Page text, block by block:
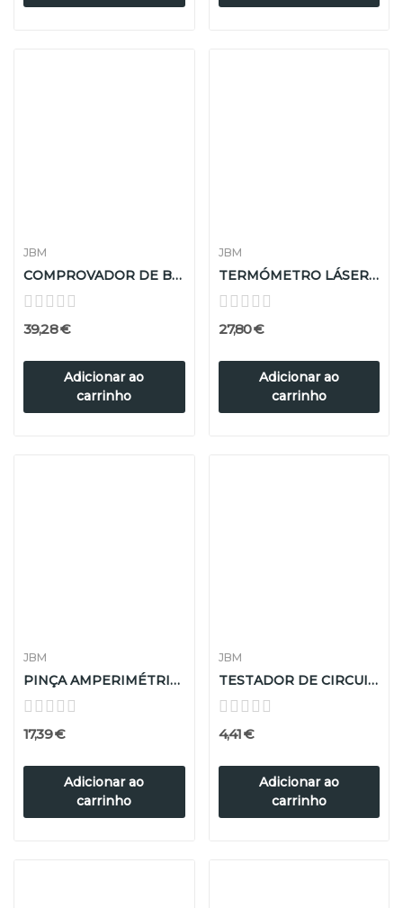
JBM
COMPROVADOR DE BATERIAS DIGITAL
39,28 €
Adicionar ao
carrinho
JBM
TERMÓMETRO LÁSER -50ºc A 550ºc
27,80 €
Adicionar ao
carrinho
JBM
PINÇA AMPERIMÉTRICA
17,39 €
Adicionar ao
carrinho
JBM
TESTADOR DE CIRCUITO AUTO 2X115MM
4,41 €
Adicionar ao
carrinho